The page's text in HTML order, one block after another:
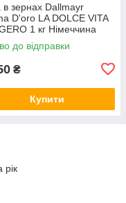
в зернах Dallmayr
D'oro LA DOLCE VITA
1 кг Німеччина
до відправки
₴
Купити
рік